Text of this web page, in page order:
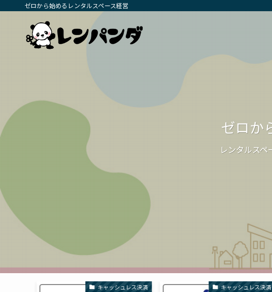
ゼロから始めるレンタルスペース経営
ゼロか
レンタルスペ
キャッシュレス決済 キャッシュレス決済